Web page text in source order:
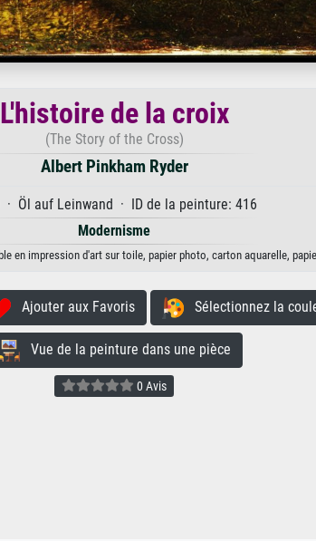
L'histoire de la croix
(The Story of the Cross)
Albert Pinkham Ryder
· Öl auf Leinwand · ID de la peinture: 416
Modernisme
en impression d'art sur toile, papier photo, carton aquarelle,
Ajouter aux Favoris Sélectionnez la
Vue de la peinture dans une pièce
0 Avis